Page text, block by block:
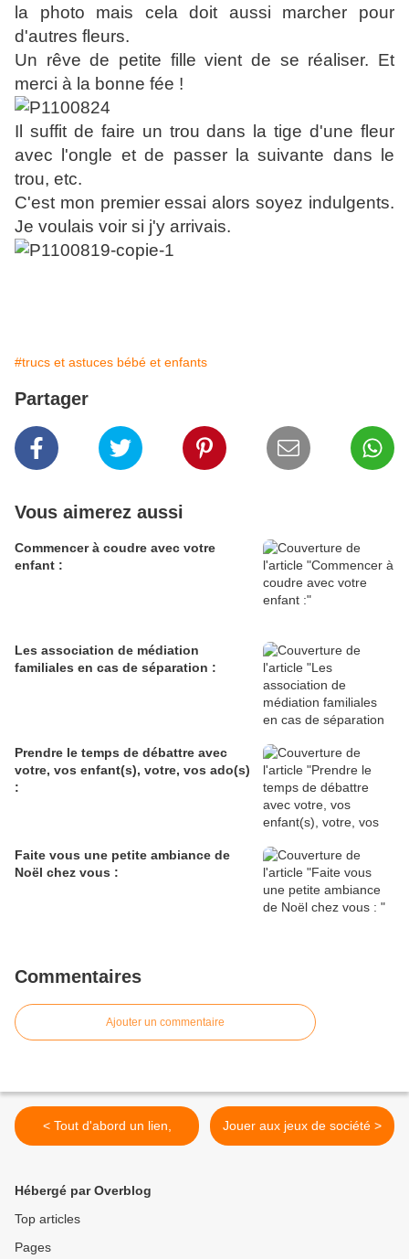
la photo mais cela doit aussi marcher pour
d'autres fleurs.
Un rêve de petite fille vient de se réaliser. Et
merci à la bonne fée !
Il suffit de faire un trou dans la tige d'une fleur
avec l'ongle et de passer la suivante dans le
trou, etc.
C'est mon premier essai alors soyez indulgents.
Je voulais voir si j'y arrivais.
#trucs et astuces bébé et enfants
Partager
Vous aimerez aussi
Commencer à coudre avec votre
enfant :
Les association de médiation
familiales en cas de séparation :
Prendre le temps de débattre avec
votre, vos enfant(s), votre, vos ado(s)
:
Faite vous une petite ambiance de
Noël chez vous :
Commentaires
Ajouter un commentaire
< Tout d'abord un lien, Jouer aux jeux de société >
Hébergé par Overblog
Top articles
Pages